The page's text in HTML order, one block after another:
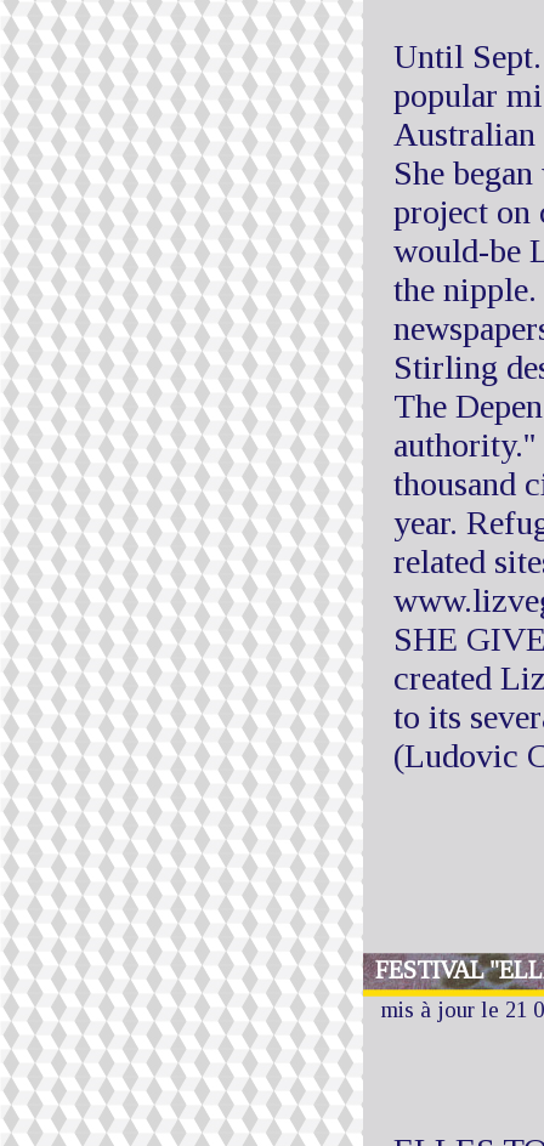
Until
popular
She
project on
would-be
the
Stirling
The
thousand
year.
related
SHE
created
to its
(Ludovic
FESTIVAL
mis à jour le 21